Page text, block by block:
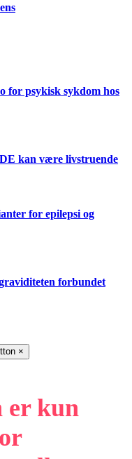
for psykisk sykdom hos
kan være livstruende
for epilepsi og
forbundet
×
er kun